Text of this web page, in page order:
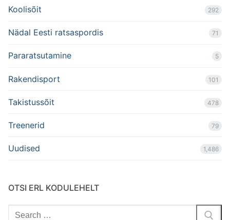
Koolisõit 292
Nädal Eesti ratsaspordis 71
Pararatsutamine 5
Rakendisport 101
Takistussõit 478
Treenerid 79
Uudised 1,486
OTSI ERL KODULEHELT
Search